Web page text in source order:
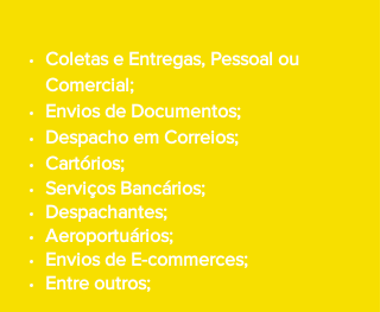
Coletas e Entregas, Pessoal ou
Comercial;
Envios de Documentos;
Despacho em Correios;
Cartórios;
Serviços Bancários;
Despachantes;
Aeroportuários;
Envios de E-commerces;
Entre outros;